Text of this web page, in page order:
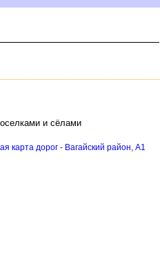
и сёлами
карта дорог - Вагайский район, A1